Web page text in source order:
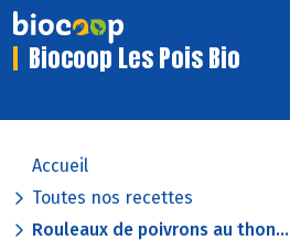
Biocoop Les Pois Bio
Accueil
Toutes nos recettes
Rouleaux de poivrons au thon...